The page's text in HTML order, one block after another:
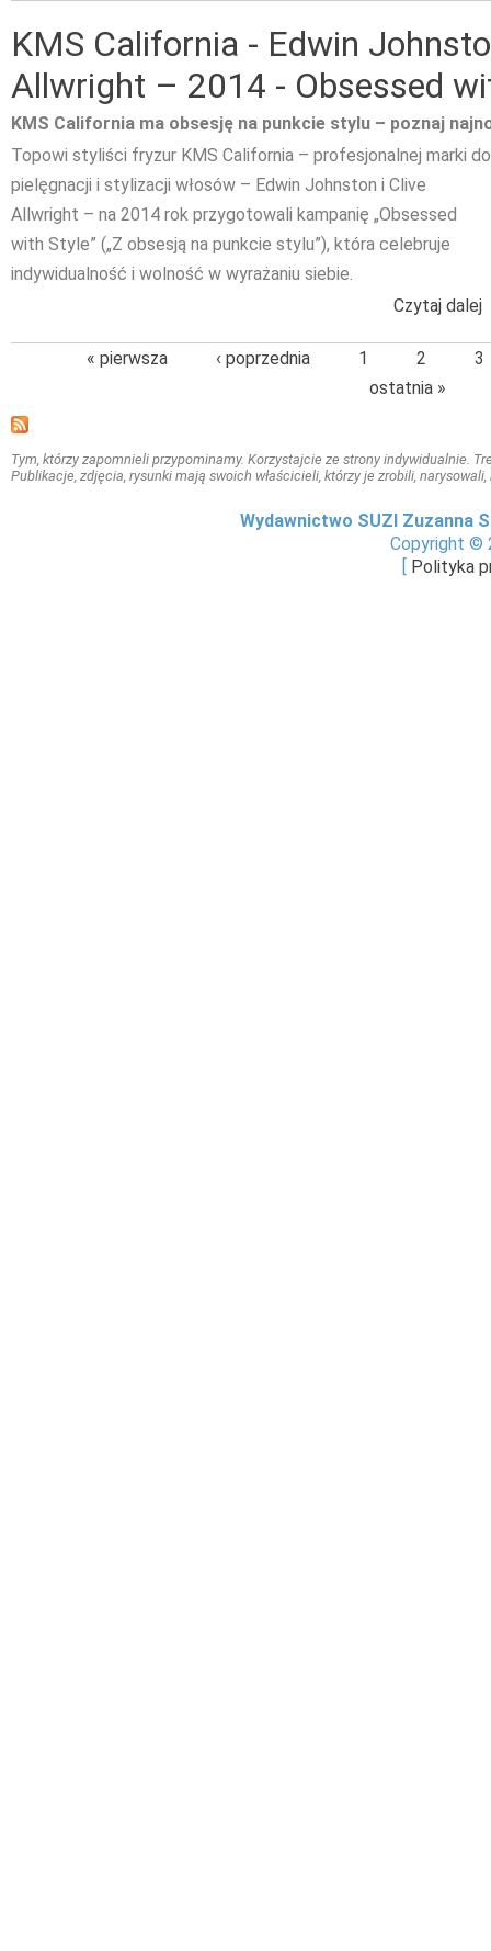
KMS California - Edwin
Allwright – 2014 - Obsessed
KMS California ma obsesję na punkcie stylu – poznaj
Topowi styliści fryzur KMS California – profesjonalnej marki do
pielęgnacji i stylizacji włosów – Edwin Johnston i Clive
Allwright – na 2014 rok przygotowali kampanię „Obsessed
with Style” („Z obsesją na punkcie stylu”), która celebruje
indywidualność i wolność w wyrażaniu siebie.
Czytaj dalej
« pierwsza ‹ poprzednia 1 2
3
ostatnia »
Tym, którzy zapomnieli przypominamy. Korzystajcie ze strony indywidualnie.
Publikacje, zdjęcia, rysunki mają swoich właścicieli, którzy je zrobili,
Wydawnictwo SUZI Zuzanna
Copyright ©
[ Polityka